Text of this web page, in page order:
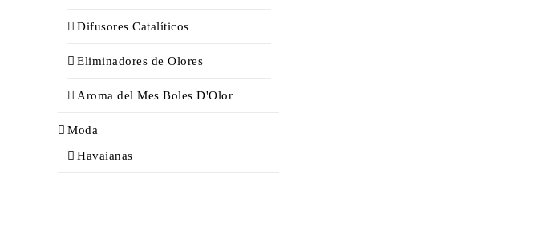
Difusores Catalíticos
Eliminadores de Olores
Aroma del Mes Boles D'Olor
Moda
Havaianas